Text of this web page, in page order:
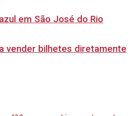
em São José do Rio
vender bilhetes diretamente